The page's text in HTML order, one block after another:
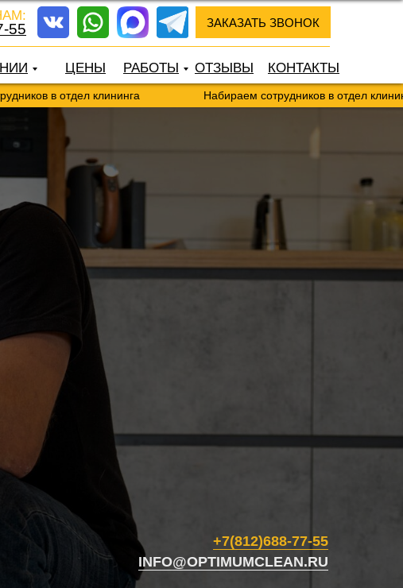
ЗАКАЗАТЬ ЗВОНОК
ЦЕНЫ РАБОТЫ КОНТАКТЫ
ОТЗЫВЫ
55
в отдел клининга Набираем сотрудников в отдел клининга
+7(812)688-77-55
INFO@OPTIMUMCLEAN.RU